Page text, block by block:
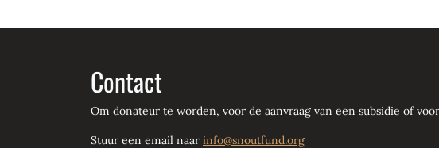
Contact
Om donateur te worden, voor de aanvraag van een subsidie of
Stuur een email naar info@snoutfund.org